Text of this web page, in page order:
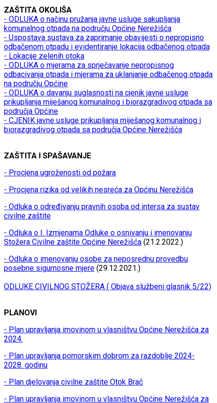
ZAŠTITA OKOLIŠA
- ODLUKA o načinu pružanja javne usluge sakupljanja
komunalnog otpada na području Općine Nerežišća
- Uspostava sustava za zaprimanje obavijesti o nepropisno
odbačenom otpadu i evidentiranje lokacija odbačenog otpada
- Lokacije zelenih otoka
- ODLUKA o mjerama za sprječavanje nepropisnog
odbacivanja otpada i mjerama za uklanjanje odbačenog otpada
na području Općine
- ODLUKA o davanju suglasnosti na cjenik javne usluge
prikupljanja miješanog komunalnog i biorazgradivog otpada sa
područja Općine
- CJENIK javne usluge prikupljanja miješanog komunalnog i
biorazgradivog otpada sa područja Općine Nerežišća
ZAŠTITA I SPAŠAVANJE
- Procjena ugroženosti od požara
- Procjena rizika od velikih nesreća za Općinu Nerežišća
- Odluka o određivanju pravnih osoba od intersa za sustav
civilne zaštite
- Odluka o I. Izmjenama Odluke o osnivanju i imenovanju
Stožera Civilne zaštite Općine Nerežišća (21.2.2022.)
- Odluka o imenovanju osobe za neposrednu provedbu
posebne sigurnosne mjere (29.12.2021.)
ODLUKE CIVILNOG STOŽERA ( Objava službeni glasnik 5/22)
PLANOVI
- Plan upravljanja imovinom u vlasništvu Općine Nerežišća za
2024.
- Plan upravljanja pomorskim dobrom za razdoblje 2024-
2028. godinu
- Plan djelovanja civilne zaštite Otok Brač
- Plan upravljanja imovinom u vlasništvu Općine Nerežišća za